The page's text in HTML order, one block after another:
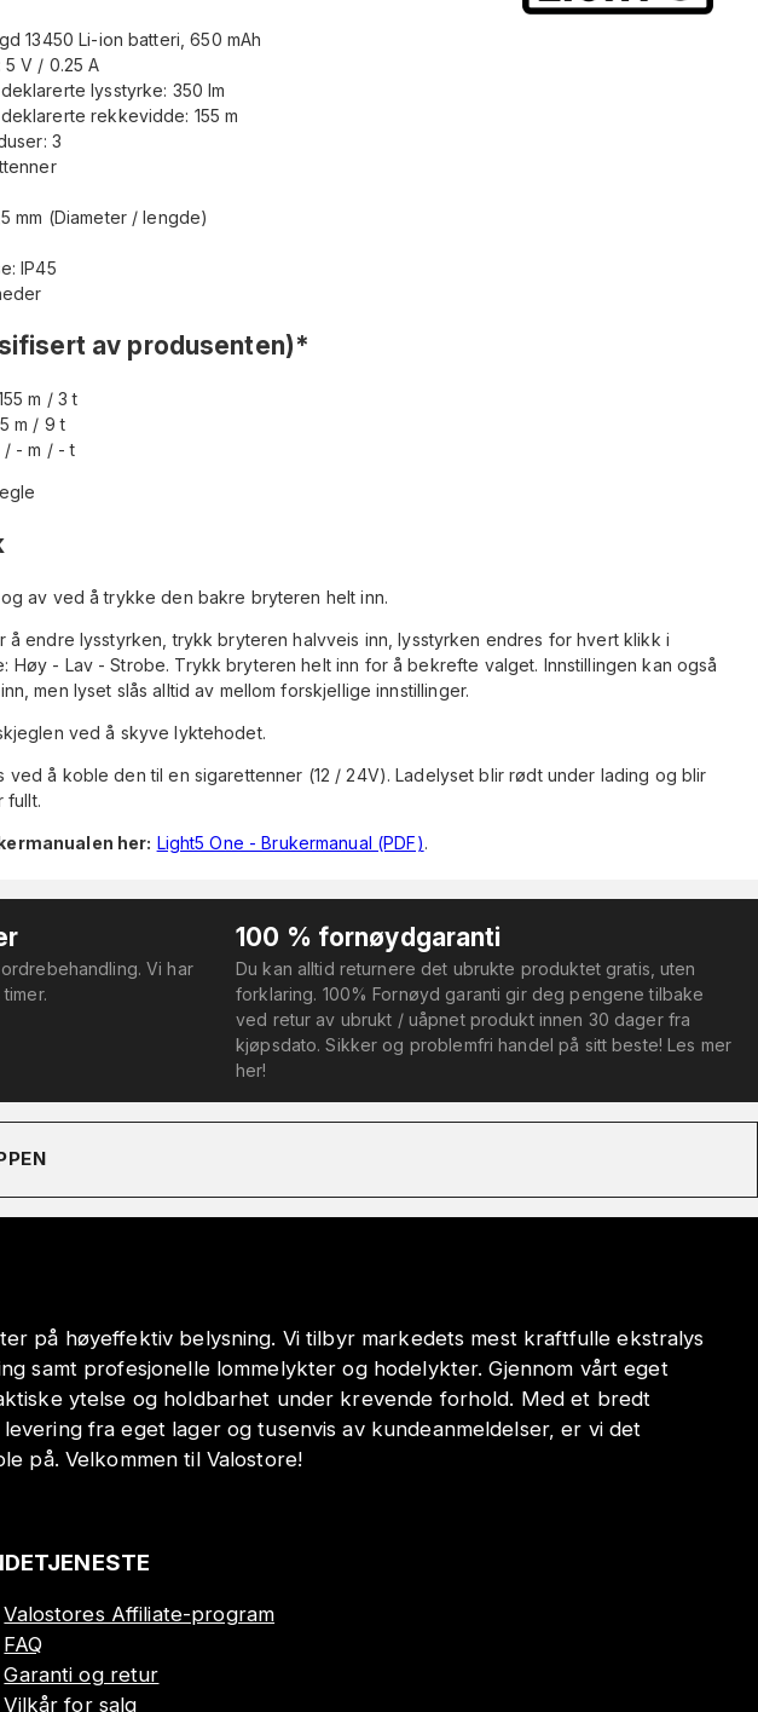
13450 Li-ion batteri, 650 mAh
5 V / 0.25 A
lysstyrke: 350 lm
rekkevidde: 155 m
3
mm (Diameter / lengde)
IP45
av produsenten)*
m / 3 t
m / 9 t
/ - m / - t
av ved å trykke den bakre bryteren helt inn.
å endre lysstyrken, trykk bryteren halvveis inn, lysstyrken endres for hvert klikk i
Høy - Lav - Strobe. Trykk bryteren helt inn for å bekrefte valget. Innstillingen kan også
men lyset slås alltid av mellom forskjellige innstillinger.
ved å skyve lyktehodet.
ved å koble den til en sigarettenner (12 / 24V). Ladelyset blir rødt under lading og blir
fullt.
her: Light5 One - Brukermanual (PDF).
Vi har
100 % fornøydgaranti
Du kan alltid returnere det ubrukte produktet gratis, uten
forklaring. 100% Fornøyd garanti gir deg pengene tilbake
ved retur av ubrukt / uåpnet produkt innen 30 dager fra
kjøpsdato. Sikker og problemfri handel på sitt beste! Les mer
her!
på høyeffektiv belysning. Vi tilbyr markedets mest kraftfulle ekstralys
samt profesjonelle lommelykter og hodelykter. Gjennom vårt eget
ytelse og holdbarhet under krevende forhold. Med et bredt
fra eget lager og tusenvis av kundeanmeldelser, er vi det
på. Velkommen til Valostore!
Valostores Affiliate-program
FAQ
Garanti og retur
Vilkår for salg